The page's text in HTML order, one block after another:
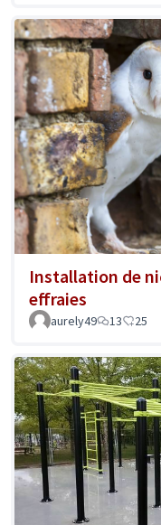
Installation de
effraies
aurely49 13 25